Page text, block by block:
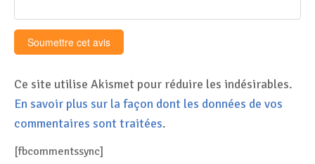
Ce site utilise Akismet pour réduire les indésirables.
En savoir plus sur la façon dont les données de vos
commentaires sont traitées.
[fbcommentssync]